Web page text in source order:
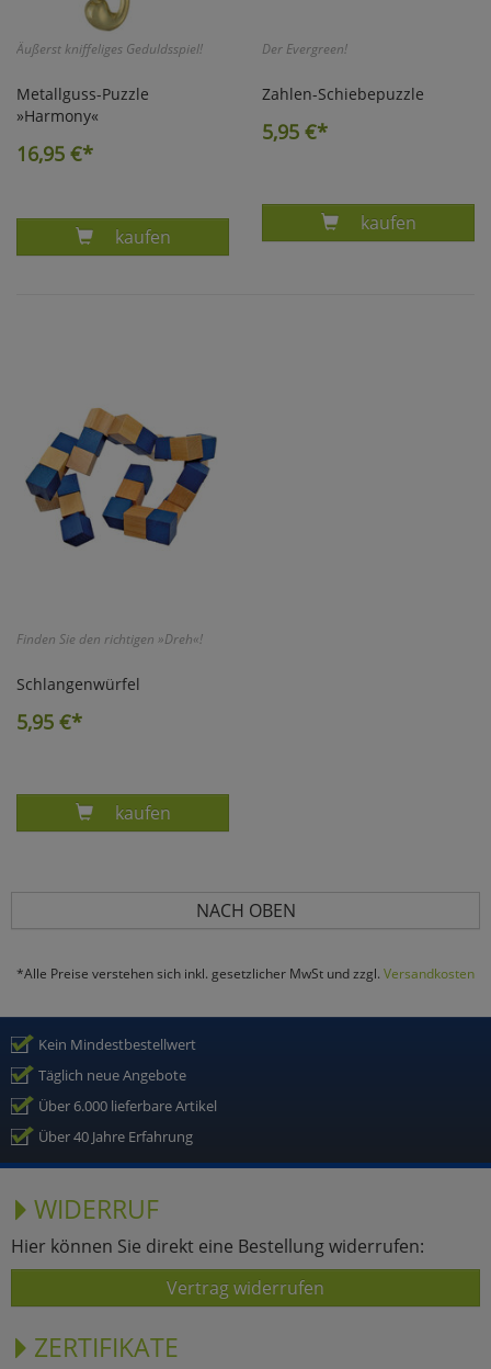
Äußerst kniffeliges Geduldsspiel!
Metallguss-Puzzle
»Harmony«
16,95 €*
Produkt METALLGUß-PUZZLE HARMONY
kaufen
Der Evergreen!
Zahlen-Schiebepuzzle
5,95 €*
Produkt
kaufen
Finden Sie den richtigen »Dreh«!
Schlangenwürfel
5,95 €*
Produkt SCHLANGENWÜRFEL
kaufen
NACH OBEN
*Alle Preise verstehen sich inkl. gesetzlicher MwSt und zzgl. Versandkosten
Kein Mindestbestellwert
Täglich neue Angebote
Über 6.000 lieferbare Artikel
Über 40 Jahre Erfahrung
WIDERRUF
Hier können Sie direkt eine Bestellung widerrufen:
Vertrag widerrufen
ZERTIFIKATE